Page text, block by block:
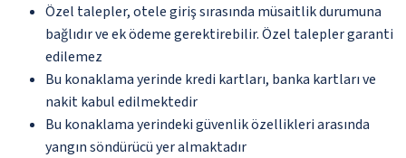
Özel talepler, otele giriş sırasında müsaitlik durumuna
bağlıdır ve ek ödeme gerektirebilir. Özel talepler garanti
edilemez
Bu konaklama yerinde kredi kartları, banka kartları ve
nakit kabul edilmektedir
Bu konaklama yerindeki güvenlik özellikleri arasında
yangın söndürücü yer almaktadır